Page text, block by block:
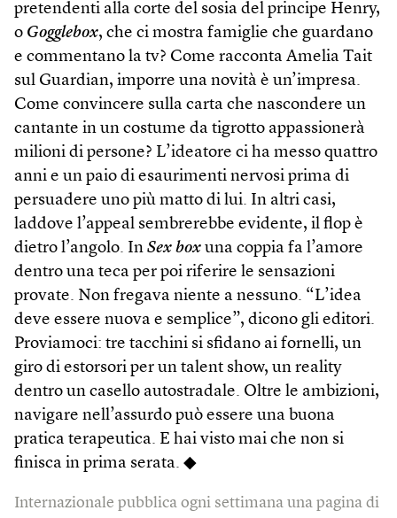
pretendenti alla corte del sosia del principe Henry,
o Gogglebox, che ci mostra famiglie che guardano
e commentano la tv? Come racconta Amelia Tait
sul Guardian, imporre una novità è un’impresa.
Come convincere sulla carta che nascondere un
cantante in un costume da tigrotto appassionerà
milioni di persone? L’ideatore ci ha messo quattro
anni e un paio di esaurimenti nervosi prima di
persuadere uno più matto di lui. In altri casi,
laddove l’appeal sembrerebbe evidente, il flop è
dietro l’angolo. In Sex box una coppia fa l’amore
dentro una teca per poi riferire le sensazioni
provate. Non fregava niente a nessuno. “L’idea
deve essere nuova e semplice”, dicono gli editori.
Proviamoci: tre tacchini si sfidano ai fornelli, un
giro di estorsori per un talent show, un reality
dentro un casello autostradale. Oltre le ambizioni,
navigare nell’assurdo può essere una buona
pratica terapeutica. E hai visto mai che non si
finisca in prima serata. ◆
Internazionale pubblica ogni settimana una pagina di